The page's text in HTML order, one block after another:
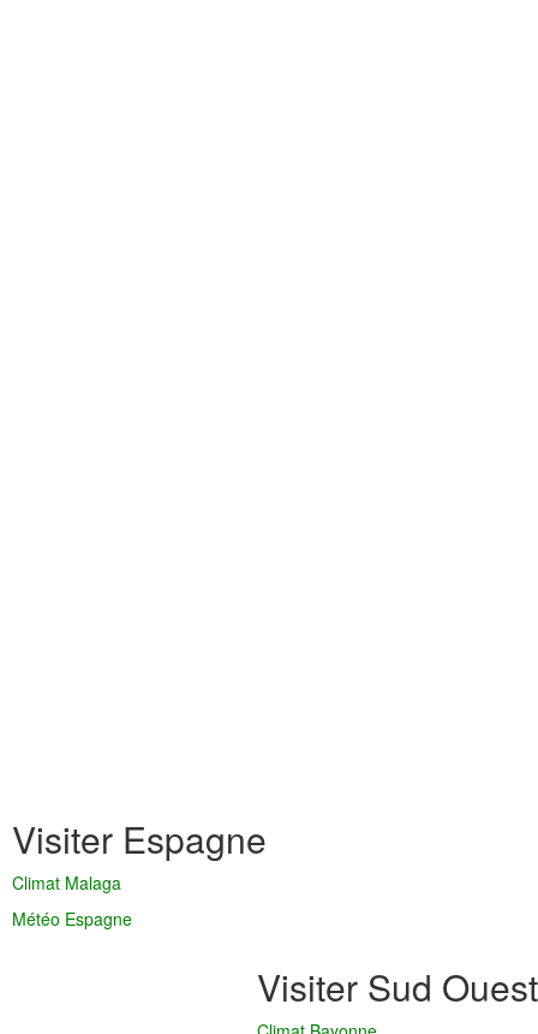
Visiter Espagne
Climat Malaga
Météo Espagne
Visiter Sud Ouest